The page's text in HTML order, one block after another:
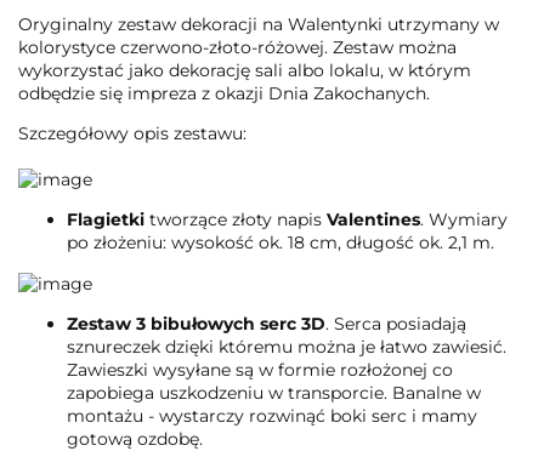
Oryginalny zestaw dekoracji na Walentynki utrzymany w
kolorystyce czerwono-złoto-różowej. Zestaw można
wykorzystać jako dekorację sali albo lokalu, w którym
odbędzie się impreza z okazji Dnia Zakochanych.
Szczegółowy opis zestawu:
Flagietki tworzące złoty napis Valentines. Wymiary
po złożeniu: wysokość ok. 18 cm, długość ok. 2,1 m.
Zestaw 3 bibułowych serc 3D. Serca posiadają
sznureczek dzięki któremu można je łatwo zawiesić.
Zawieszki wysyłane są w formie rozłożonej co
zapobiega uszkodzeniu w transporcie. Banalne w
montażu - wystarczy rozwinąć boki serc i mamy
gotową ozdobę.